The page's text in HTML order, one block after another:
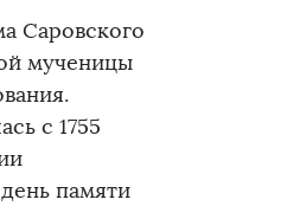
Саровского
мученицы
с 1755
памяти